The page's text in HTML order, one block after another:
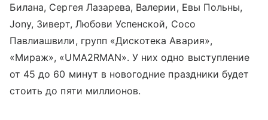
Билана, Сергея Лазарева, Валерии, Евы Польны,
Jony, Зиверт, Любови Успенской, Сосо
Павлиашвили, групп «Дискотека Авария»,
«Мираж», «UMA2RMAN». У них одно выступление
от 45 до 60 минут в новогодние праздники будет
стоить до пяти миллионов.